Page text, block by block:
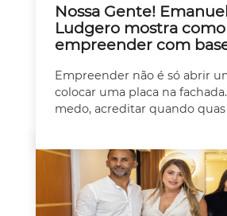
Nossa Gente!
Ludgero mostra
empreender com
Empreender não é só abrir
colocar uma placa na
medo, acreditar quando quas